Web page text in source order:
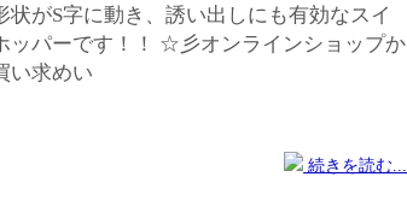
状がS字に動き、誘い出しにも有効なスイ
ッパーです！！ ☆彡オンラインショップか
い求めい
続きを読む...